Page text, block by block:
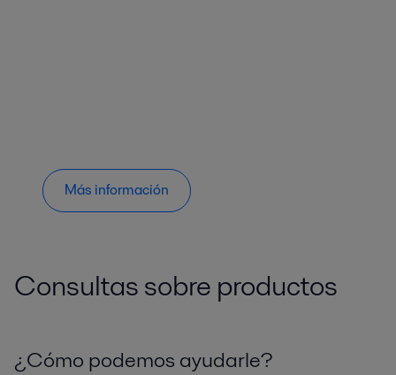
Más información
Consultas sobre productos
¿Cómo podemos ayudarle?